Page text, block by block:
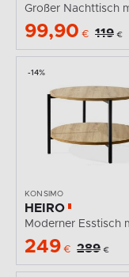
99,90 € 119 €
-14%
KONSIMO
HEIRO
249 € 289 €